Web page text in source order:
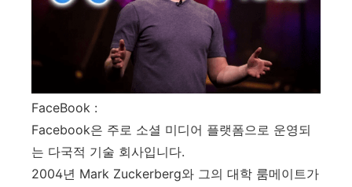
FaceBook :
Facebook은 주로 소셜 미디어 플랫폼으로 운영되
는 다국적 기술 회사입니다.
2004년 Mark Zuckerberg와 그의 대학 룸메이트가